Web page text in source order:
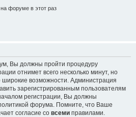
форуме в этот раз
Вы должны пройти процедуру
отнимет всего несколько минут, но
широкие возможности. Администрация
зарегистрированным пользователям
регистрации, Вы должны
форума. Помните, что Ваше
согласие со всеми правилами.